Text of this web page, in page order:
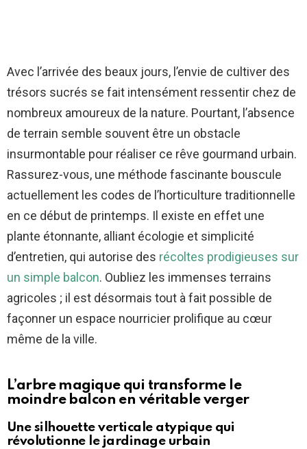
Avec l’arrivée des beaux jours, l’envie de cultiver des
trésors sucrés se fait intensément ressentir chez de
nombreux amoureux de la nature. Pourtant, l’absence
de terrain semble souvent être un obstacle
insurmontable pour réaliser ce rêve gourmand urbain.
Rassurez-vous, une méthode fascinante bouscule
actuellement les codes de l’horticulture traditionnelle
en ce début de printemps. Il existe en effet une
plante étonnante, alliant écologie et simplicité
d’entretien, qui autorise des récoltes prodigieuses sur
un simple balcon. Oubliez les immenses terrains
agricoles ; il est désormais tout à fait possible de
façonner un espace nourricier prolifique au cœur
même de la ville.
L’arbre magique qui transforme le
moindre balcon en véritable verger
Une silhouette verticale atypique qui
révolutionne le jardinage urbain